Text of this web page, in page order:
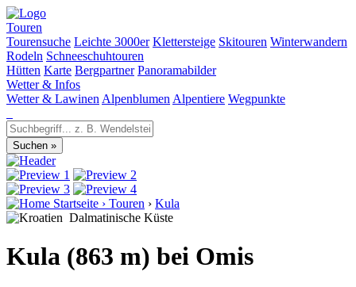
Touren
Tourensuche Leichte 3000er Klettersteige Skitouren Winterwandern
Rodeln Schneeschuhtouren
Hütten Karte Bergpartner Panoramabilder
Wetter & Infos
Wetter & Lawinen Alpenblumen Alpentiere Wegpunkte
Startseite › Touren › Kula
Dalmatinische Küste
Kula (863 m) bei Omis